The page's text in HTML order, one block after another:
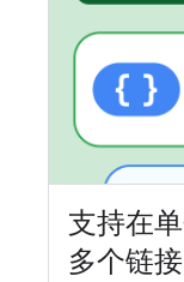
支持在
多个链接